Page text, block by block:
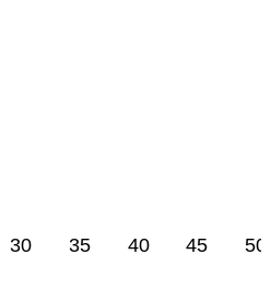
30 35 40 45 50